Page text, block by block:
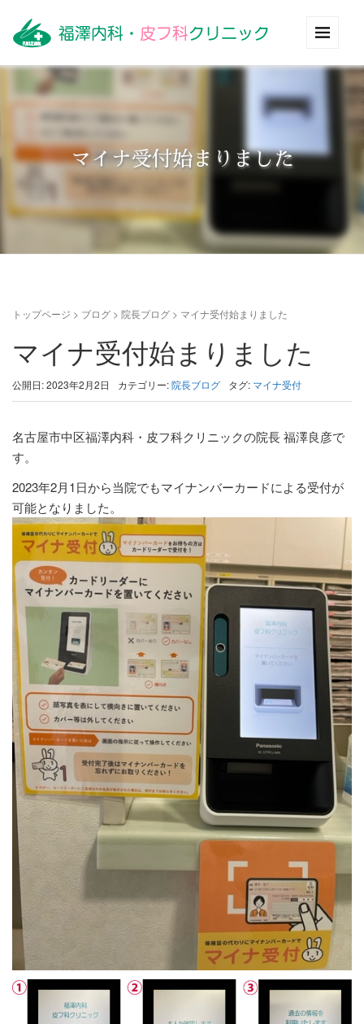
マイナ受付始まりました
トップページ > ブログ > 院長ブログ > マイナ受付始まりました
マイナ受付始まりました
公開日: 2023年2月2日 カテゴリー:院長ブログ タグ: マイナ受付
名古屋市中区福澤内科・皮フ科クリニックの院長 福澤良彦で
す。
2023年2月1日から当院でもマイナンバーカードによる受付が
可能となりました。